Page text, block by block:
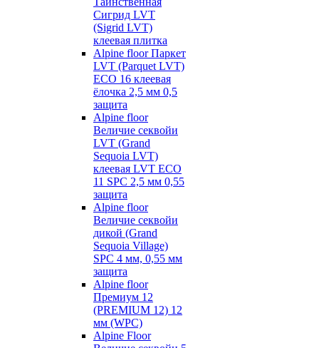
Сигрид LVT
(Sigrid LVT)
клеевая плитка
Alpine floor Паркет
LVT (Parquet LVT)
ECO 16 клеевая
ёлочка 2,5 мм 0,5
защита
Alpine floor
Величие секвойи
LVT (Grand
Sequoia LVT)
клеевая LVT ECO
11 SPC 2,5 мм 0,55
защита
Alpine floor
Величие секвойи
дикой (Grand
Sequoia Village)
SPC 4 мм, 0,55 мм
защита
Alpine floor
Премиум 12
(PREMIUM 12) 12
мм (WPC)
Alpine Floor